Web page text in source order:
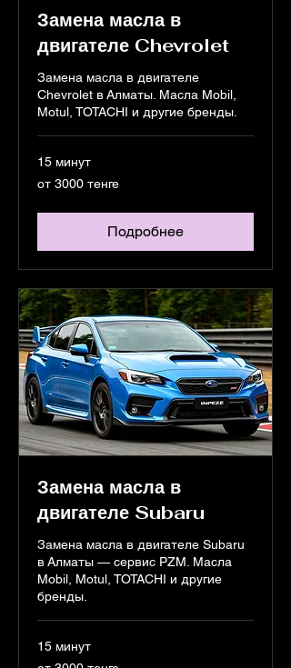
Замена масла в
двигателе Chevrolet
Замена масла в двигателе
Chevrolet в Алматы. Масла Mobil,
Motul, TOTACHI и другие бренды.
15 минут
3000
от 3000 тенге
Подробнее
Замена масла в
двигателе Subaru
Замена масла в двигателе Subaru
в Алматы — сервис PZM. Масла
Mobil, Motul, TOTACHI и другие
бренды.
15 минут